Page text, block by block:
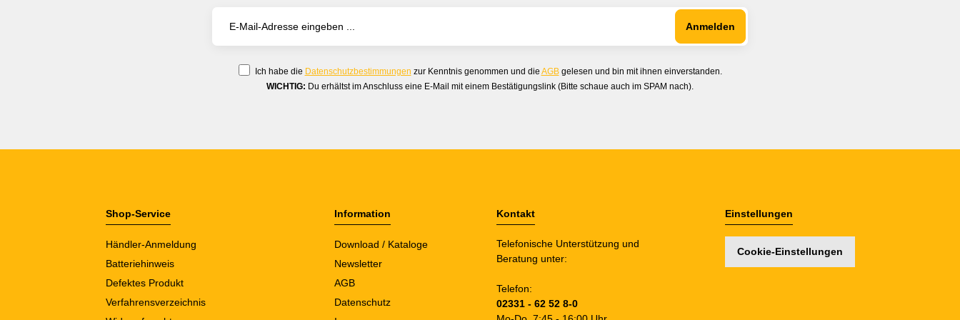
Ich habe die Datenschutzbestimmungen zur Kenntnis genommen und die AGBgelesen und bin mit ihnen einverstanden.
WICHTIG: Du erhältst im Anschluss eine E-Mail mit einem Bestätigungslink (Bitte schaue auch im SPAM nach).
Shop-Service
Händler-Anmeldung
Batteriehinweis
Defektes Produkt
Verfahrensverzeichnis
Information
Download / Kataloge
Newsletter
AGB
Datenschutz
Kontakt
Telefonische Unterstützung und
Beratung unter:
Telefon:
02331 - 62 52 8-0
Einstellungen
Cookie-Einstellungen